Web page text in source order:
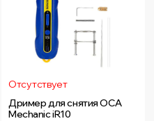
Отсутствует
Дример для снятия OCA
Mechanic iR10